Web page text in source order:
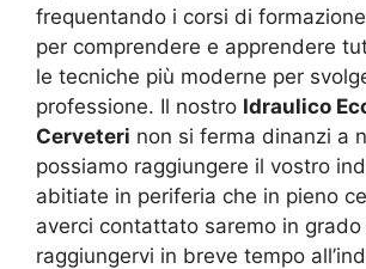
frequentando i corsi di
per comprendere e apprendere
le tecniche più moderne per
professione. Il nostro Idraulico
Cerveteri non si ferma dinanzi a
possiamo raggiungere il vostro
abitiate in periferia che in pieno
averci contattato saremo in grado
raggiungervi in breve tempo